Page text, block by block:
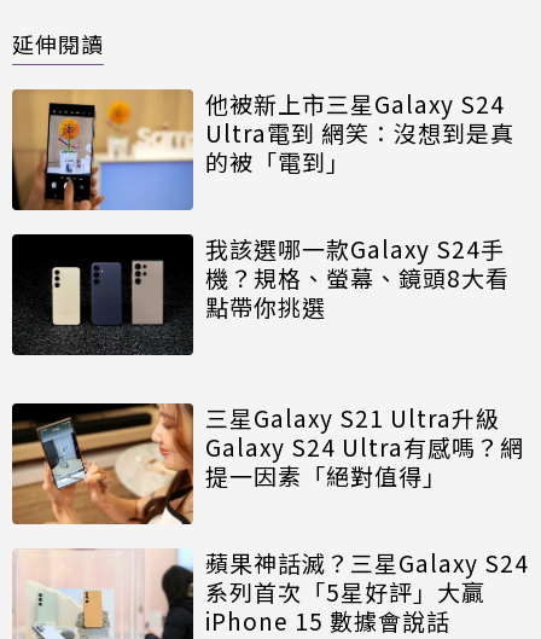
延伸閱讀
他被新上市三星Galaxy S24
Ultra電到 網笑：沒想到是真
的被「電到」
我該選哪一款Galaxy S24手
機？規格、螢幕、鏡頭8大看
點帶你挑選
三星Galaxy S21 Ultra升級
Galaxy S24 Ultra有感嗎？網
提一因素「絕對值得」
蘋果神話滅？三星Galaxy S24
系列首次「5星好評」大贏
iPhone 15 數據會說話